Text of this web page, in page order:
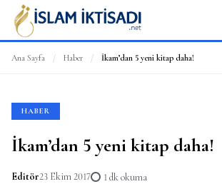
Ana Sayfa / Haber / İkam’dan 5 yeni kitap daha!
HABER
İkam’dan 5 yeni kitap daha!
Editör23 Ekim 2017 1 dk okuma